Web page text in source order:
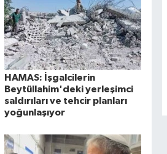
HAMAS: İşgalcilerin
Beytüllahim'deki yerleşimci
saldırıları ve tehcir planları
yoğunlaşıyor